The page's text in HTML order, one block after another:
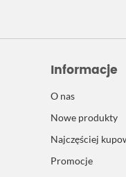
Informacje
O nas
Nowe produkty
Najczęściej
Promocje